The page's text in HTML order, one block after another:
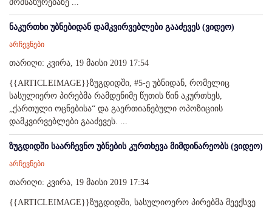
მომსახურებაზე ...
ნაკურთხი უბნებიდან დამკვირვებლები გააძევეს (ვიდეო)
არჩევნები
თარიღი: კვირა, 19 მაისი 2019 17:54
{{ARTICLEIMAGE}}ზუგდიდში, #5-ე უბნიდან, რომელიც
სასულიერო პირებმა რამდენიმე წუთის წინ აკურთხეს,
„ქართული ოცნებისა“ და გაერთიანებული ოპოზიციის
დამკვირვებლები გააძევეს. ...
ზუგდიდში საარჩევნო უბნების კურთხევა მიმდინარეობს (ვიდეო)
არჩევნები
თარიღი: კვირა, 19 მაისი 2019 17:34
{{ARTICLEIMAGE}}ზუგდიდში, სასულიოერო პირებმა მეექსვე